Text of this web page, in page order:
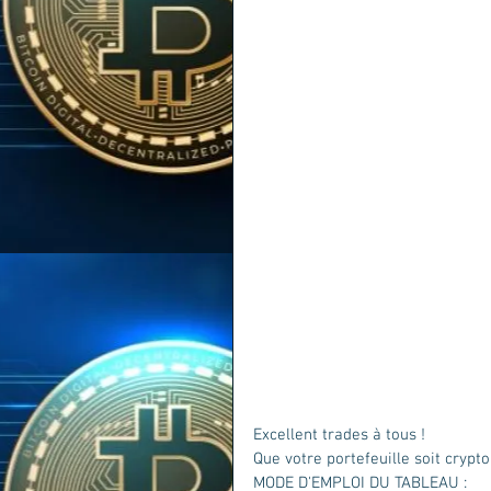
Excellent trades à tous !
Que votre portefeuille soit
MODE D'EMPLOI DU TABLEAU :